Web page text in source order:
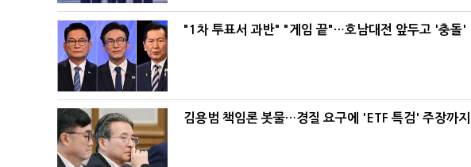
"1차 투표서 과반" "게임 끝"…호남대전 앞두고 '충돌'
김용범 책임론 봇물…경질 요구에 'ETF 특검' 주장까지